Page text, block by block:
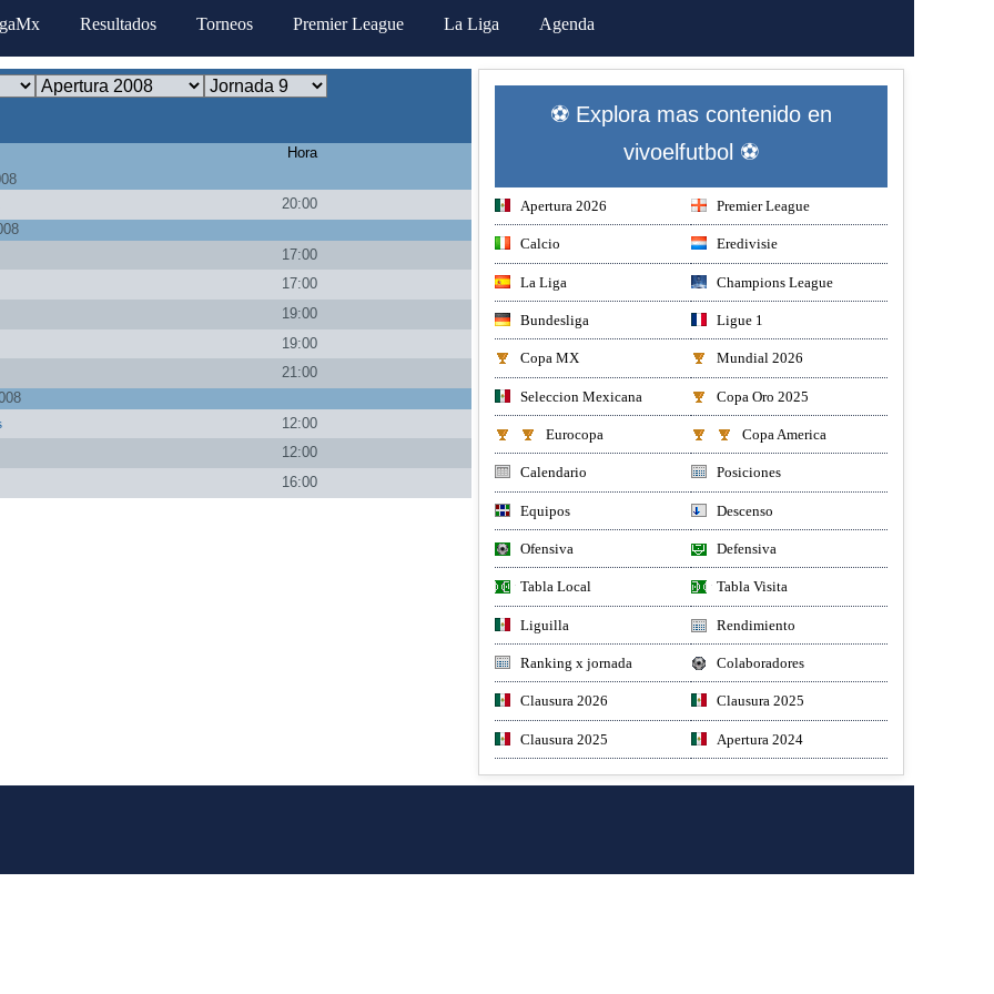
Resultados Torneos Premier League La Liga Agenda
Hora
20:00
17:00
17:00
19:00
19:00
21:00
12:00
12:00
16:00
⚽ Explora mas contenido en
vivoelfutbol ⚽
Apertura 2026 Premier League
Calcio Eredivisie
La Liga Champions League
Bundesliga Ligue 1
Copa MX Mundial 2026
Seleccion Mexicana Copa Oro 2025
Eurocopa Copa America
Calendario Posiciones
Equipos Descenso
Ofensiva Defensiva
Tabla Local Tabla Visita
Liguilla Rendimiento
Ranking x jornada Colaboradores
Clausura 2026 Clausura 2025
Clausura 2025 Apertura 2024